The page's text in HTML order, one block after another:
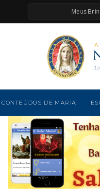
Meus
CONTEÚDOS DE MARIA